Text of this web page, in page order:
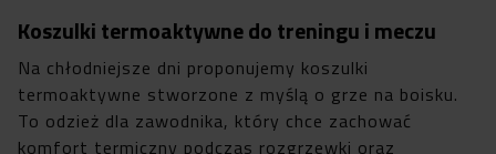
Koszulki termoaktywne do treningu i meczu
Na chłodniejsze dni proponujemy koszulki
termoaktywne stworzone z myślą o grze na boisku.
To odzież dla zawodnika, który chce zachować
komfort termiczny podczas rozgrzewki oraz